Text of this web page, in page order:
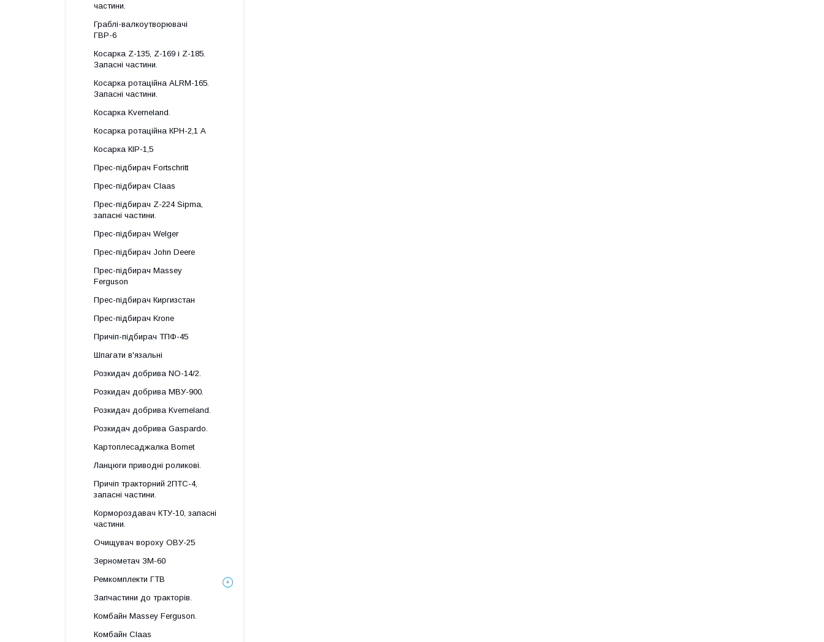
частини.
Граблі-валкоутворювачі
ГВР-6
Косарка Z-135, Z-169 і Z-185.
Запасні частини.
Косарка ротаційна ALRM-165.
Запасні частини.
Косарка Kverneland.
Косарка ротаційна КРН-2,1 А
Косарка КІР-1,5
Прес-підбирач Fortschritt
Прес-підбирач Claas
Прес-підбирач Z-224 Sipma,
запасні частини.
Прес-підбирач Welger
Прес-підбирач John Deere
Прес-підбирач Massey
Ferguson
Прес-підбирач Киргизстан
Прес-підбирач Krone
Причіп-підбирач ТПФ-45
Шпагати в'язальні
Розкидач добрива NO-14/2.
Розкидач добрива МВУ-900.
Розкидач добрива Kverneland.
Розкидач добрива Gaspardo.
Картоплесаджалка Bomet
Ланцюги приводні роликові.
Причіп тракторний 2ПТС-4,
запасні частини.
Кормороздавач КТУ-10, запасні
частини.
Очищувач вороху ОВУ-25
Зернометач ЗМ-60
Ремкомплекти ГТВ
Запчастини до тракторів.
Комбайн Massey Ferguson.
Комбайн Claas